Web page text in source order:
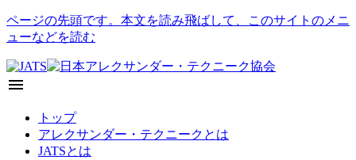
ページの先頭です。本文を読み飛ばして、このサイトのメニ
ューなどを読む
menu
トップ
アレクサンダー・テクニークとは
JATSとは